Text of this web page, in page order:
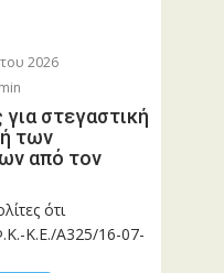
2026
για στεγαστική
των
από τον
ότι
Κ.Ε./Α325/16-07-